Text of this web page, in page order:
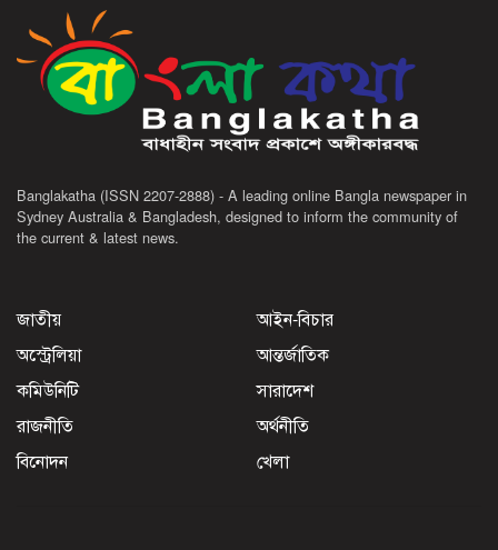
Banglakatha (ISSN 2207-2888) - A leading online Bangla newspaper in
Sydney Australia & Bangladesh, designed to inform the community of
the current & latest news.
জাতীয়
আইন-বিচার
অস্ট্রেলিয়া
আন্তর্জাতিক
কমিউনিটি
সারাদেশ
রাজনীতি
অর্থনীতি
বিনোদন
খেলা